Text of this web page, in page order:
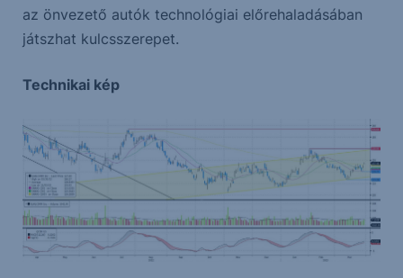
az önvezető autók technológiai előrehaladásában
játszhat kulcsszerepet.
Technikai kép